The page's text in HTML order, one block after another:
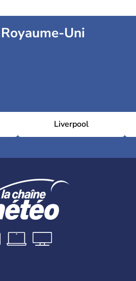
Uni
Liverpool